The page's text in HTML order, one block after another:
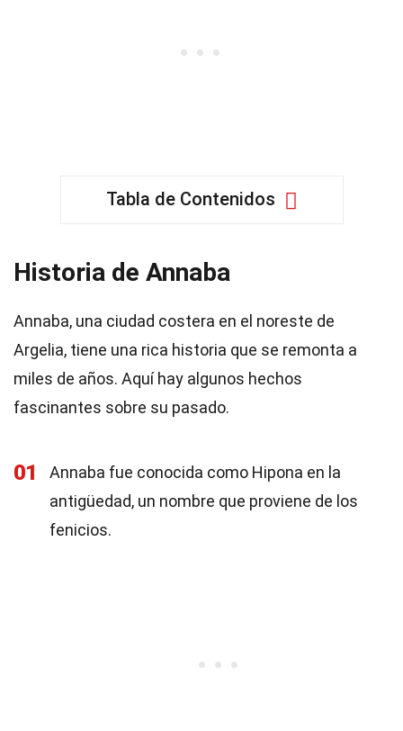
Tabla de Contenidos
Historia de Annaba
Annaba, una ciudad costera en el noreste de
Argelia, tiene una rica historia que se remonta a
miles de años. Aquí hay algunos hechos
fascinantes sobre su pasado.
01
Annaba fue conocida como Hipona en la
antigüedad, un nombre que proviene de los
fenicios.